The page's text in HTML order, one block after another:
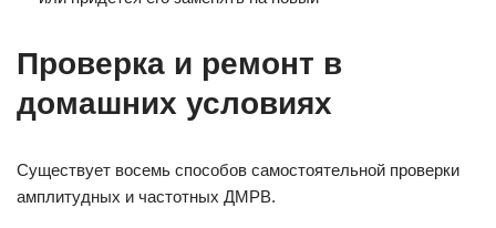
Проверка и ремонт в
домашних условиях
Существует восемь способов самостоятельной проверки
амплитудных и частотных ДМРВ.